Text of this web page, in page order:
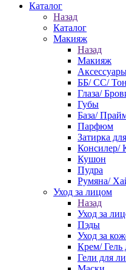
Каталог
Назад
Каталог
Макияж
Назад
Макияж
ББ/ СС/
Глаза/
Губы
База/
Парфюм
Затирка
Консилер/
Кушон
Пудра
Румяна/
Уход за лицом
Назад
Уход за
Пэды
Уход за
Крем/ Гель
Гели для